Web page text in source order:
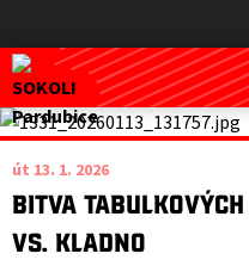
SOKOLI Pardubice
út 13. 1. 2026
Bitva tabulkových
vs. Kladno